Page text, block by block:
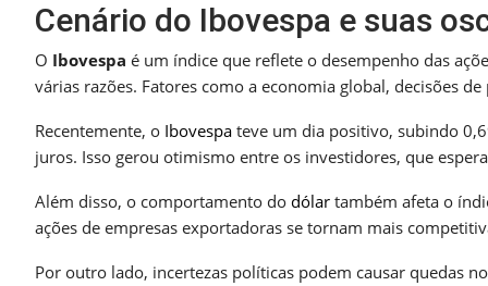
Cenário do Ibovespa e suas
O Ibovespa é um índice que reflete o desempenho das
várias razões. Fatores como a economia global, decisões
Recentemente, o Ibovespa teve um dia positivo, subindo
juros. Isso gerou otimismo entre os investidores, que
Além disso, o comportamento do dólar também afeta o
ações de empresas exportadoras se tornam mais
Por outro lado, incertezas políticas podem causar quedas